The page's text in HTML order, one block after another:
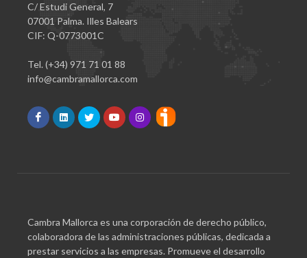
C/ Estudi General, 7
07001 Palma. Illes Balears
CIF: Q-0773001C
Tel. (+34) 971 71 01 88
info@cambramallorca.com
Cambra Mallorca es una corporación de derecho público,
colaboradora de las administraciones públicas, dedicada a
prestar servicios a las empresas. Promueve el desarrollo